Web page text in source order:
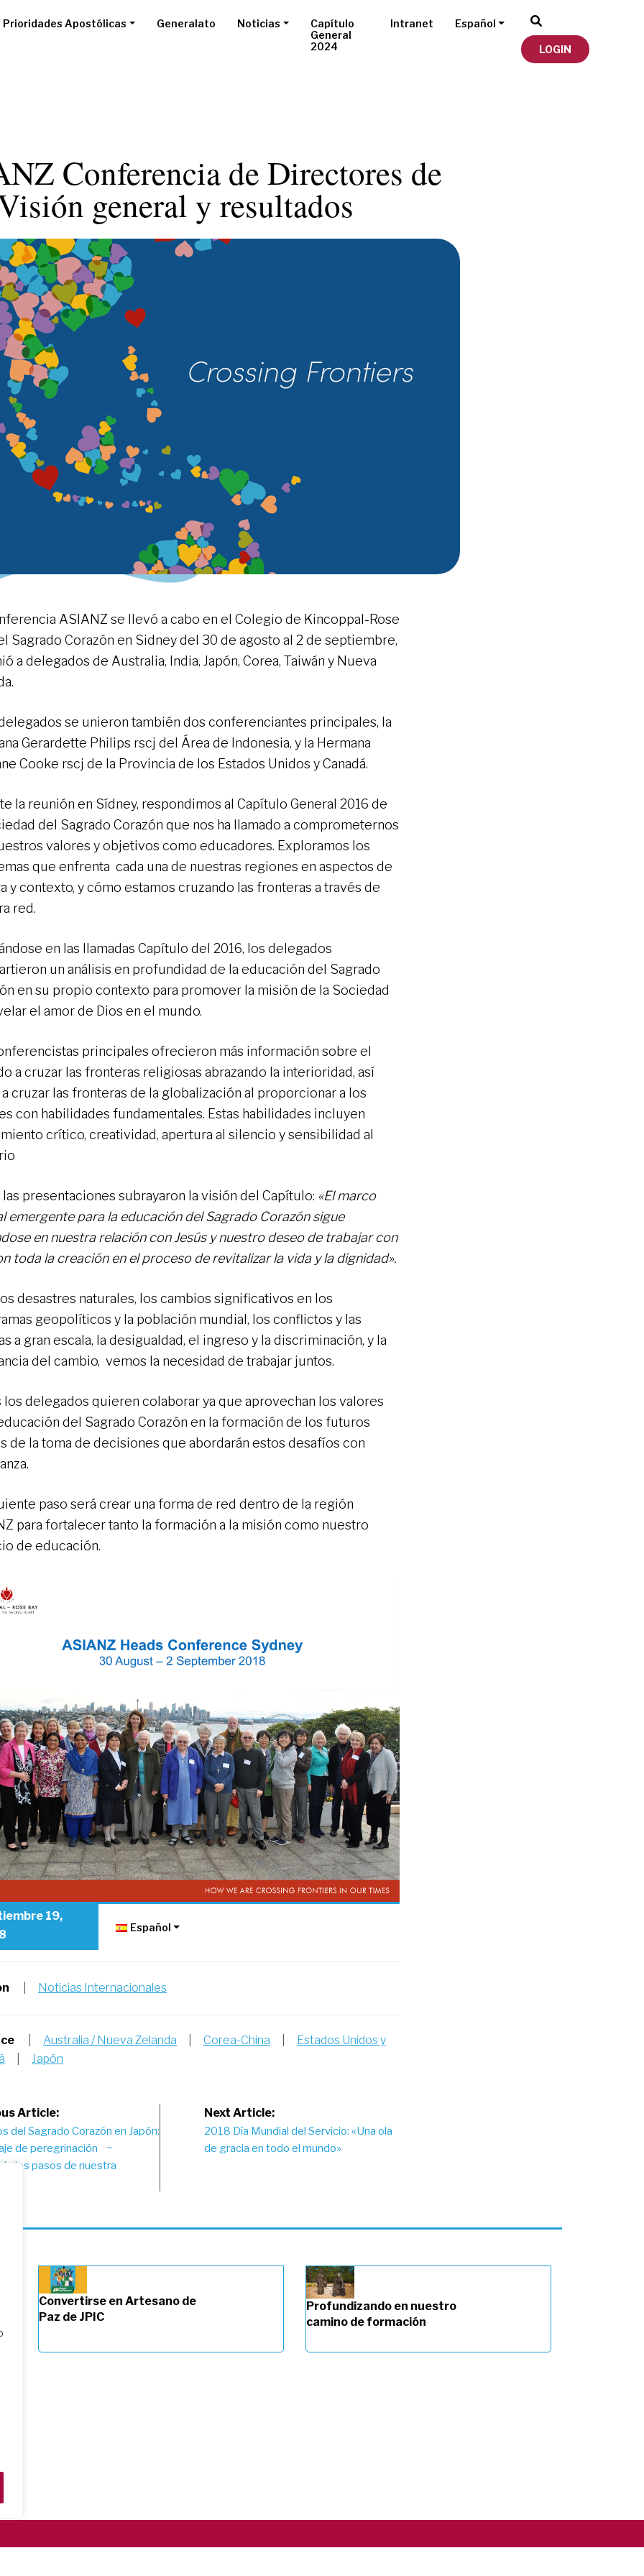
Prioridades Apostólicas Generalato Noticias
Capítulo
General
2024
Intranet Español
LOGIN
Conferencia de Directores de
general y resultados
ASIANZ se llevó a cabo en el Colegio de Kincoppal-Rose
Sagrado Corazón en Sidney del 30 de agosto al 2 de septiembre,
a delegados de Australia, India, Japón, Corea, Taiwán y Nueva
se unieron también dos conferenciantes principales, la
Gerardette Philips rscj del Área de Indonesia, y la Hermana
Cooke rscj de la Provincia de los Estados Unidos y Canadá.
la reunión en Sídney, respondimos al Capítulo General 2016 de
del Sagrado Corazón que nos ha llamado a comprometernos
valores y objetivos como educadores. Exploramos los
que enfrenta cada una de nuestras regiones en aspectos de
y contexto, y cómo estamos cruzando las fronteras a través de
red.
en las llamadas Capítulo del 2016, los delegados
un análisis en profundidad de la educación del Sagrado
en su propio contexto para promover la misión de la Sociedad
el amor de Dios en el mundo.
principales ofrecieron más información sobre el
a cruzar las fronteras religiosas abrazando la interioridad, así
cruzar las fronteras de la globalización al proporcionar a los
con habilidades fundamentales. Estas habilidades incluyen
crítico, creatividad, apertura al silencio y sensibilidad al
las presentaciones subrayaron la visión del Capítulo: «El marco
emergente para la educación del Sagrado Corazón sigue
en nuestra relación con Jesús y nuestro deseo de trabajar con
toda la creación en el proceso de revitalizar la vida y la dignidad».
desastres naturales, los cambios significativos en los
geopolíticos y la población mundial, los conflictos y las
a gran escala, la desigualdad, el ingreso y la discriminación, y la
del cambio, vemos la necesidad de trabajar juntos.
los delegados quieren colaborar ya que aprovechan los valores
del Sagrado Corazón en la formación de los futuros
de la toma de decisiones que abordarán estos desafíos con
paso será crear una forma de red dentro de la región
para fortalecer tanto la formación a la misión como nuestro
de educación.
19,
Español
Noticias Internacionales
Australia / Nueva Zelanda Corea-China
Estados Unidos y
Japón
Article:
del Sagrado Corazón en Japón:
de peregrinación ~
los pasos de nuestra
Next Article:
2018 Día Mundial del Servicio: «Una ola
de gracia en todo el mundo»
Convertirse en Artesano de
Paz de JPIC
Profundizando en nuestro
camino de formación